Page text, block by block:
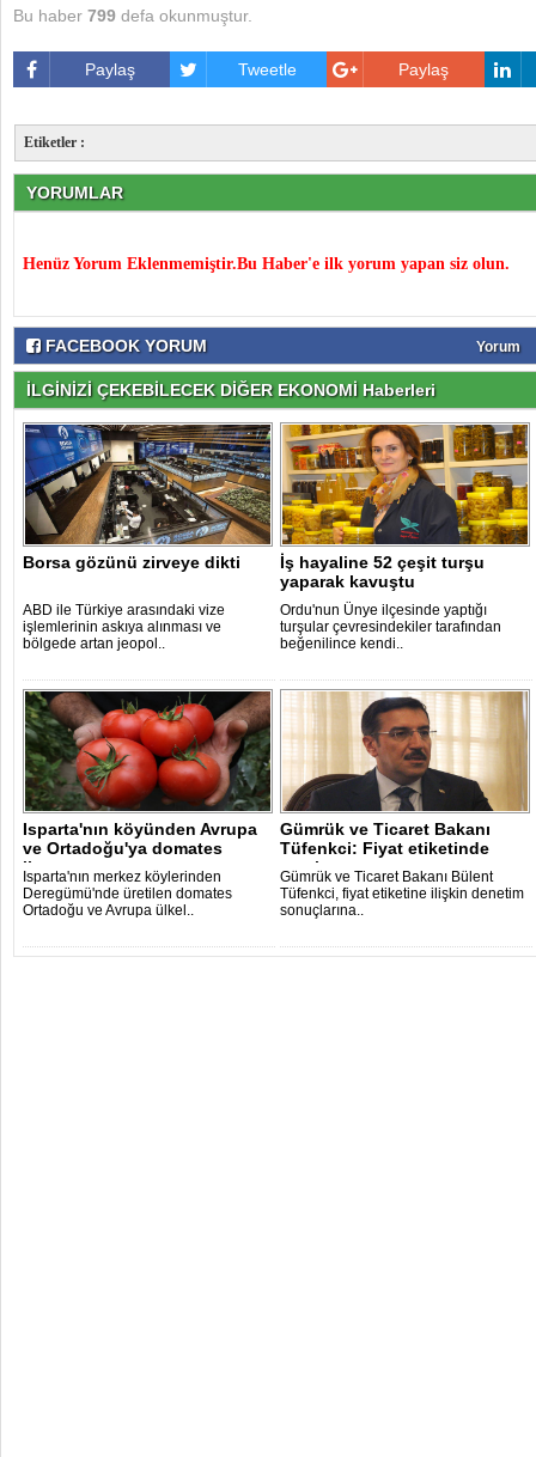
Bu haber 799 defa okunmuştur.
Paylaş Tweetle Paylaş
Etiketler :
YORUMLAR
Henüz Yorum Eklenmemiştir.Bu Haber'e ilk yorum yapan siz olun.
FACEBOOK YORUM Yorum
İLGİNİZİ ÇEKEBİLECEK DİĞER EKONOMİ Haberleri
Borsa gözünü zirveye dikti
ABD ile Türkiye arasındaki vize
işlemlerinin askıya alınması ve
bölgede artan jeopol..
İş hayaline 52 çeşit turşu
yaparak kavuştu
Ordu'nun Ünye ilçesinde yaptığı
turşular çevresindekiler tarafından
beğenilince kendi..
Isparta'nın köyünden Avrupa
ve Ortadoğu'ya domates
ihracatı..
Isparta'nın merkez köylerinden
Deregümü'nde üretilen domates
Ortadoğu ve Avrupa ülkel..
Gümrük ve Ticaret Bakanı
Tüfenkci: Fiyat etiketinde
yanıltıc..
Gümrük ve Ticaret Bakanı Bülent
Tüfenkci, fiyat etiketine ilişkin denetim
sonuçlarına..